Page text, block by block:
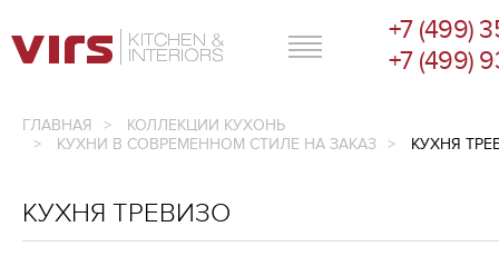
ГЛАВНОЕ МЕНЮ
+7 (499)
+7 (499)
ГЛАВНАЯ
КОЛЛЕКЦИИ КУХОНЬ
КУХНИ В СОВРЕМЕННОМ СТИЛЕ НА ЗАКАЗ
КУХНЯ
КУХНЯ ТРЕВИЗО